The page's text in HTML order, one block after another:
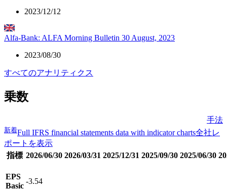
2023/12/12
Alfa-Bank: ALFA Morning Bulletin 30 August, 2023
2023/08/30
すべてのアナリティクス
乗数
手法
新着Full IFRS financial statements data with indicator charts全社レ
ポートを表示
指標 2026/06/30 2026/03/31 2025/12/31 2025/09/30 2025/06/30
EPS
Basic
-3.54